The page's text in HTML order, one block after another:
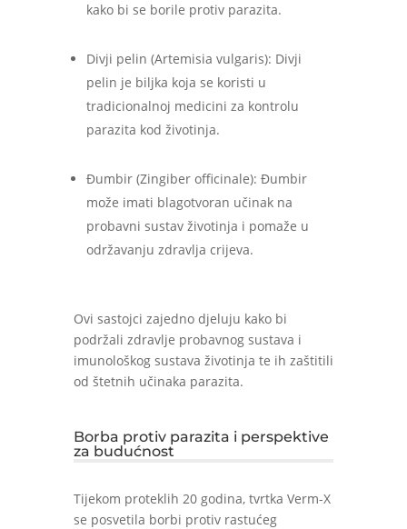
kako bi se borile protiv parazita.
Divji pelin (Artemisia vulgaris): Divji
pelin je biljka koja se koristi u
tradicionalnoj medicini za kontrolu
parazita kod životinja.
Đumbir (Zingiber officinale): Đumbir
može imati blagotvoran učinak na
probavni sustav životinja i pomaže u
održavanju zdravlja crijeva.
Ovi sastojci zajedno djeluju kako bi
podržali zdravlje probavnog sustava i
imunološkog sustava životinja te ih zaštitili
od štetnih učinaka parazita.
Borba protiv parazita i perspektive
za budućnost
Tijekom proteklih 20 godina, tvrtka Verm-X
se posvetila borbi protiv rastućeg